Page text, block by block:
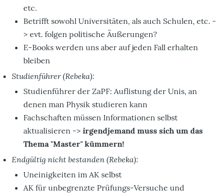
etc.
Betrifft sowohl Universitäten, als auch Schulen, etc. -
> evt. folgen politische Äußerungen?
E-Books werden uns aber auf jeden Fall erhalten
bleiben
Studienführer (Rebeka):
Studienführer der ZaPF: Auflistung der Unis, an
denen man Physik studieren kann
Fachschaften müssen Informationen selbst
aktualisieren -> irgendjemand muss sich um das
Thema "Master" kümmern!
Endgültig nicht bestanden (Rebeka):
Uneinigkeiten im AK selbst
AK für unbegrenzte Prüfungs-Versuche und